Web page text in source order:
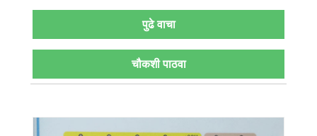
पुढे वाचा
चौकशी पाठवा